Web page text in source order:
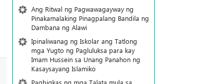
Ang Ritwal ng Pagwawagayway ng
Pinakamalaking Pinagpalang Bandila ng
Dambana ng Alawi
Ipinaliwanag ng Iskolar ang Tatlong
mga Yugto ng Pagluluksa para kay
Imam Hussein sa Unang Panahon ng
Kasaysayang Islamiko
Pagbigkas ng mga Talata mula sa